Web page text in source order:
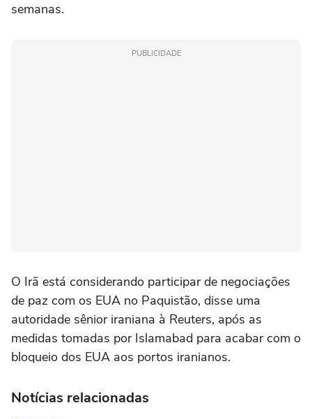
semanas.
PUBLICIDADE
O Irã está considerando participar de negociações
de paz com os EUA no Paquistão, disse uma
⁠autoridade sênior iraniana à Reuters, após as
medidas tomadas por Islamabad para acabar com o
bloqueio ‌dos EUA aos portos iranianos.
Notícias relacionadas